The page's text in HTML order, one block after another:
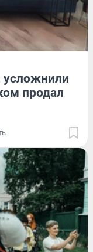
усложнили
продал